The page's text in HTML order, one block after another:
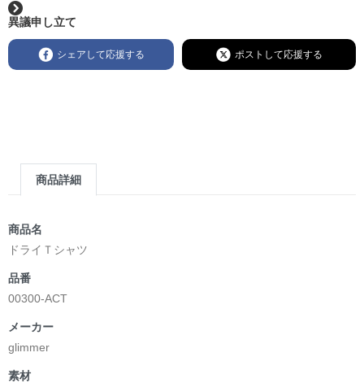
異議申し立て
シェアして応援する ポストして応援する
商品詳細
商品名
ドライＴシャツ
品番
00300-ACT
メーカー
glimmer
素材